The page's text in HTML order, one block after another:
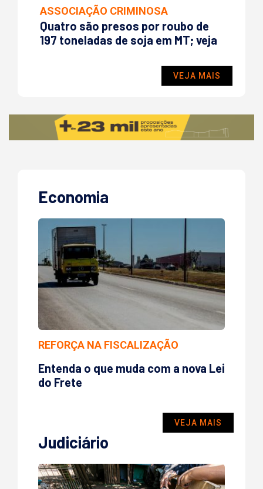
ASSOCIAÇÃO CRIMINOSA
Quatro são presos por roubo de
197 toneladas de soja em MT; veja
VEJA MAIS
Economia
REFORÇA NA FISCALIZAÇÃO
Entenda o que muda com a nova Lei
do Frete
VEJA MAIS
Judiciário